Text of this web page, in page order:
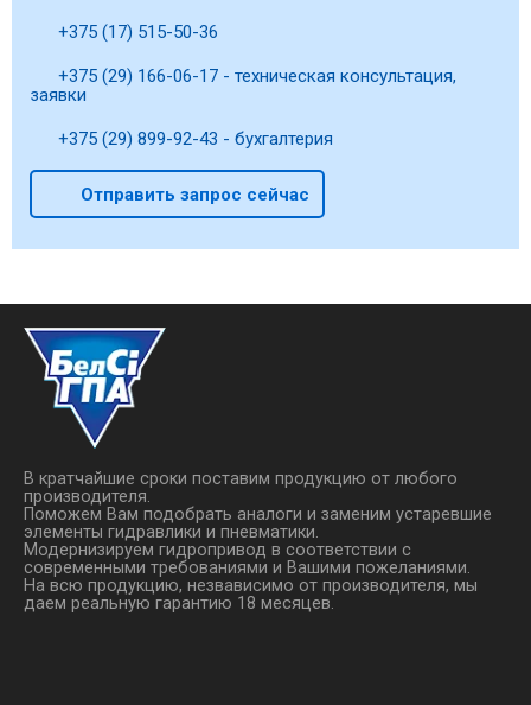
+375 (17) 515-50-36
+375 (29) 166-06-17 - техническая консультация,
заявки
+375 (29) 899-92-43 - бухгалтерия
Отправить запрос сейчас
В кратчайшие сроки поставим продукцию от любого
производителя.
Поможем Вам подобрать аналоги и заменим устаревшие
элементы гидравлики и пневматики.
Модернизируем гидропривод в соответствии с
современными требованиями и Вашими пожеланиями.
На всю продукцию, незвависимо от производителя, мы
даем реальную гарантию 18 месяцев.